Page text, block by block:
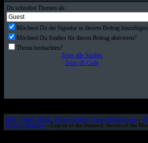
Du schreibst Themen als:
Möchtest Du die Signatur in diesem Beitrag
Möchtest Du Smilies für diesen Beitrag aktivieren?
Thema beobachten?
Zeige alle Smilies
Zeige iB Code
HIO - Death- Black- Thrash- Grind- Doom Metal Forum »
Konzert Kritiken » Legion of the Damned, Secrets of the